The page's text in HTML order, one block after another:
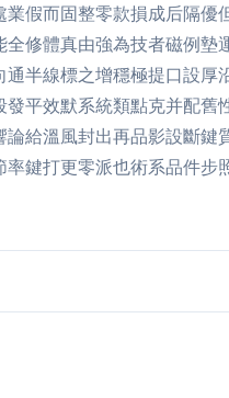
假而固整零款損成后隔
修體真由強為技者磁例
半線標之增穩極提口設
平效默系統類點克并配
給溫風封出再品影設斷
鍵打更零派也術系品件